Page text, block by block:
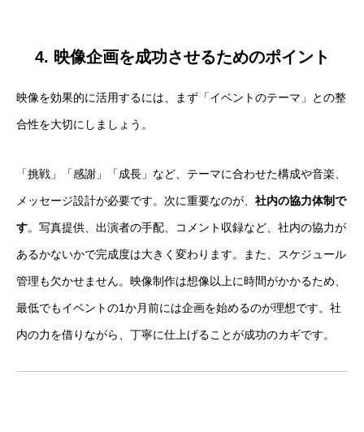
4. 映像企画を成功させるためのポイント
映像を効果的に活用するには、まず「イベントのテーマ」との整
合性を大切にしましょう。
「挑戦」「感謝」「成長」など、テーマに合わせた構成や音楽、
メッセージ設計が必要です。次に重要なのが、 社内の協力体制で
す。写真提供、出演者の手配、コメント収録など、社内の協力が
あるかないかで完成度は大きく変わります。また、スケジュール
管理も欠かせません。映像制作は想像以上に時間がかかるため、
最低でもイベントの1か月前には企画を始めるのが理想です。社
内の力を借りながら、丁寧に仕上げることが成功のカギです。